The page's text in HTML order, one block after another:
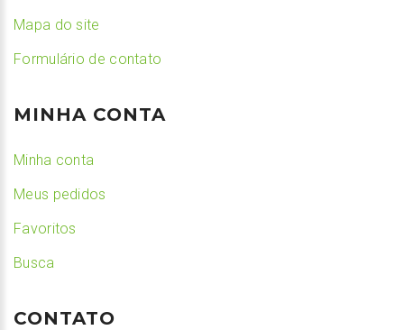
Mapa do site
Formulário de contato
MINHA CONTA
Minha conta
Meus pedidos
Favoritos
Busca
CONTATO